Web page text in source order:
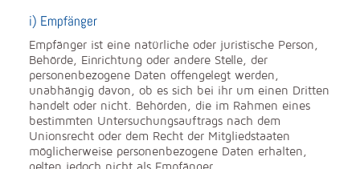
i) Empfänger
Empfänger ist eine natürliche oder juristische Person,
Behörde, Einrichtung oder andere Stelle, der
personenbezogene Daten offengelegt werden,
unabhängig davon, ob es sich bei ihr um einen Dritten
handelt oder nicht. Behörden, die im Rahmen eines
bestimmten Untersuchungsauftrags nach dem
Unionsrecht oder dem Recht der Mitgliedstaaten
möglicherweise personenbezogene Daten erhalten,